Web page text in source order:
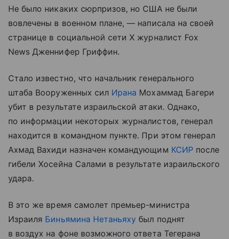
Не было никаких сюрпризов, но США не были
вовлечены в военном плане, — написала на своей
странице в социальной сети X журналист Fox
News Дженнифер Гриффин.
Стало известно, что начальник генерального
штаба Вооруженных сил Ирана Мохаммад Багери
убит в результате израильской атаки. Однако,
по информации некоторых журналистов, генерал
находится в командном пункте. При этом генерал
Ахмад Вахиди назначен командующим КСИРпосле
гибели Хосейна Салами в результате израильского
удара.
В это же время самолет премьер-министра
Израиля Биньямина Нетаньяху был поднят
в воздух на фоне возможного ответа Тегерана